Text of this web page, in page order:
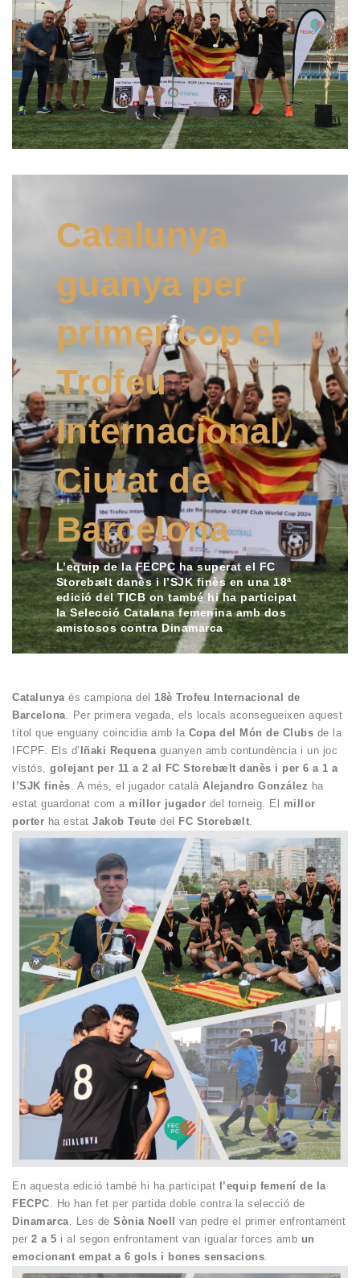
Catalunya
guanya per
primer cop el
Trofeu
Internacional
Ciutat de
Barcelona
L’equip de la FECPC ha superat el FC
Storebælt danès i l’SJK finès en una 18ª
edició del TICB on també hi ha participat
la Selecció Catalana femenina amb dos
amistosos contra Dinamarca
Catalunyaés campiona del 18è Trofeu Internacional de
Barcelona. Per primera vegada, els locals aconsegueixen aquest
títol que enguany coincidia amb la Copa del Món de Clubs de la
IFCPF. Els d’ Iñaki Requenaguanyen amb contundència i un joc
vistós, golejant per 11 a 2 al FC Storebælt danès i per 6 a 1 a
l’SJK finès. A més, el jugador català Alejandro González ha
estat guardonat com a millor jugador del torneig. El millor
porter ha estat Jakob Teute del FC Storebælt.
En aquesta edició també hi ha participat
l’equip femení de la
FECPC. Ho han fet per partida doble contra la selecció de
Dinamarca. Les de Sònia Noell
van pedre el primer enfrontament
per 2 a 5 i al segon enfrontament van igualar forces amb un
emocionant empat a 6 gols i bones sensacions.